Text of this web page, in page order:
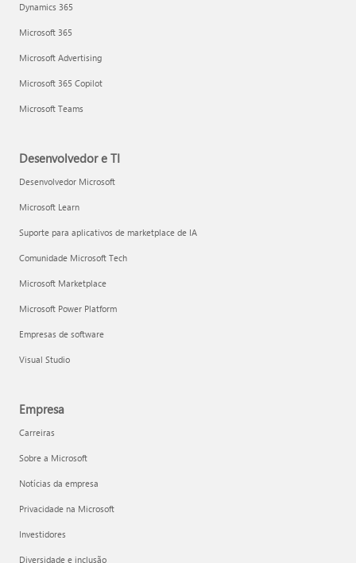
Dynamics 365
Microsoft 365
Microsoft Advertising
Microsoft 365 Copilot
Microsoft Teams
Desenvolvedor e TI
Desenvolvedor Microsoft
Microsoft Learn
Suporte para aplicativos de marketplace de IA
Comunidade Microsoft Tech
Microsoft Marketplace
Microsoft Power Platform
Empresas de software
Visual Studio
Empresa
Carreiras
Sobre a Microsoft
Notícias da empresa
Privacidade na Microsoft
Investidores
Diversidade e inclusão